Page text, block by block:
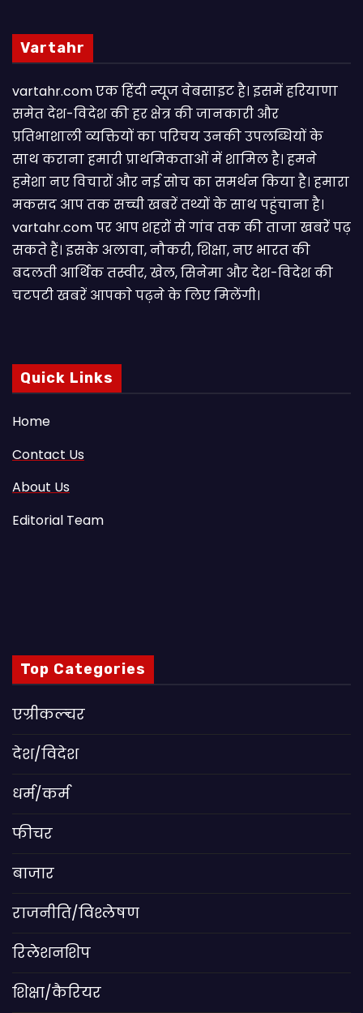
Vartahr
vartahr.com एक हिंदी न्यूज वेबसाइट है। इसमें हरियाणा
समेत देश-विदेश की हर क्षेत्र की जानकारी और
प्रतिभाशाली व्यक्तियों का परिचय उनकी उपलब्धियों के
साथ कराना हमारी प्राथमिकताओं में शामिल है। हमने
हमेशा नए विचारों और नई सोच का समर्थन किया है। हमारा
मकसद आप तक सच्ची खबरें तथ्यों के साथ पहुंचाना है।
vartahr.com पर आप शहरों से गांव तक की ताजा खबरें पढ़
सकते हैं। इसके अलावा, नौकरी, शिक्षा, नए भारत की
बदलती आर्थिक तस्वीर, खेल, सिनेमा और देश-विदेश की
चटपटी खबरें आपकाे पढ़ने के लिए मिलेंगी।
Quick Links
Home
Contact Us
About Us
Editorial Team
Top Categories
एग्रीकल्चर
देश/विदेश
धर्म/कर्म
फीचर
बाजार
राजनीति/विश्लेषण
रिलेशनशिप
शिक्षा/कैरियर